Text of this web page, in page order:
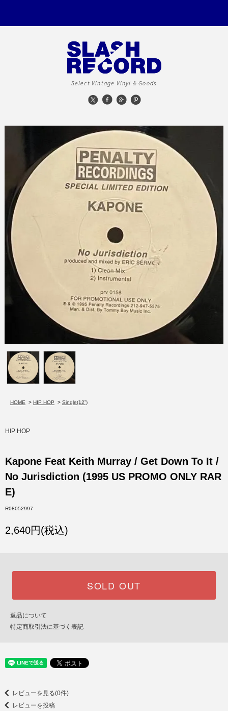
Select Vintage Vinyl & Goods
HOME > HIP HOP > Single(12”)
HIP HOP
Kapone Feat Keith Murray / Get Down To It /
No Jurisdiction (1995 US PROMO ONLY RAR
E)
R08052997
2,640円(税込)
SOLD OUT
返品について
特定商取引法に基づく表記
レビューを見る(0件)
レビューを投稿